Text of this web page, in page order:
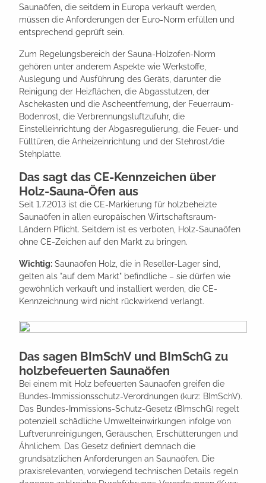
Saunaöfen, die seitdem in Europa verkauft werden,
müssen die Anforderungen der Euro-Norm erfüllen und
entsprechend geprüft sein.
Zum Regelungsbereich der Sauna-Holzofen-Norm
gehören unter anderem Aspekte wie Werkstoffe,
Auslegung und Ausführung des Geräts, darunter die
Reinigung der Heizflächen, die Abgasstutzen, der
Aschekasten und die Ascheentfernung, der Feuerraum-
Bodenrost, die Verbrennungsluftzufuhr, die
Einstelleinrichtung der Abgasregulierung, die Feuer- und
Fülltüren, die Anheizeinrichtung und der Stehrost/die
Stehplatte.
Das sagt das CE-Kennzeichen über
Holz-Sauna-Öfen aus
Seit 1.7.2013 ist die CE-Markierung für holzbeheizte
Saunaöfen in allen europäischen Wirtschaftsraum-
Ländern Pflicht. Seitdem ist es verboten, Holz-Saunaöfen
ohne CE-Zeichen auf den Markt zu bringen.
Wichtig: Saunaöfen Holz, die in Reseller-Lager sind,
gelten als "auf dem Markt" befindliche – sie dürfen wie
gewöhnlich verkauft und installiert werden, die CE-
Kennzeichnung wird nicht rückwirkend verlangt.
Das sagen BImSchV und BImSchG zu
holzbefeuerten Saunaöfen
Bei einem mit Holz befeuerten Saunaofen greifen die
Bundes-Immissionsschutz-Verordnungen (kurz: BImSchV).
Das Bundes-Immissions-Schutz-Gesetz (BImschG) regelt
potenziell schädliche Umwelteinwirkungen infolge von
Luftverunreinigungen, Geräuschen, Erschütterungen und
Ähnlichem. Das Gesetz definiert demnach die
grundsätzlichen Anforderungen an Saunaöfen. Die
praxisrelevanten, vorwiegend technischen Details regeln